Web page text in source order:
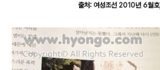
출처: 여성조선 2010년 6월호